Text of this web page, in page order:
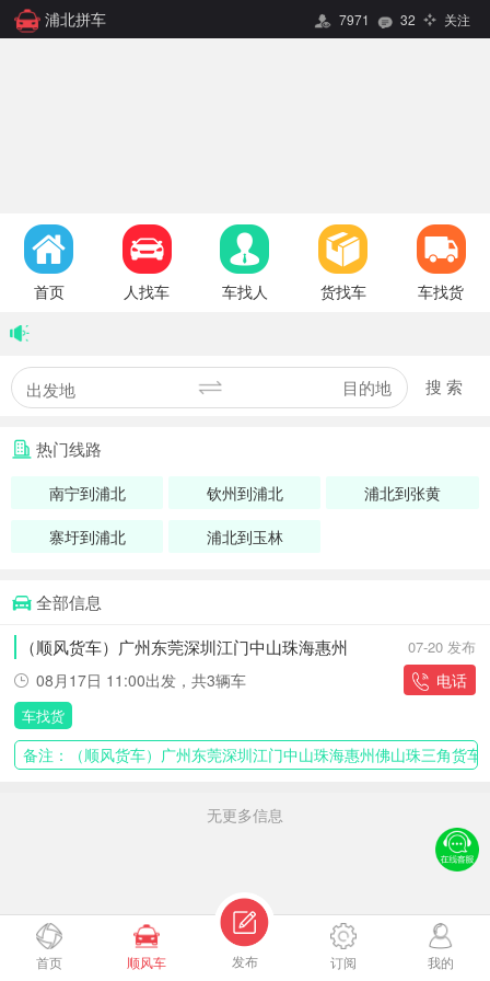
浦北拼车 7971 32 关注
首页 人找车 车找人 货找车 车找货
搜 索
热门线路
南宁到浦北 钦州到浦北
浦北到张黄
寨圩到浦北
浦北到玉林
全部信息
（顺风货车）广州东莞深圳江门中山珠海惠州
佛山
浦北，天天发车
07-20 发布
08月17日 11:00出发，共3辆车 电话
车找货
备注：（顺风货车）广州东莞深圳江门中山珠海惠州佛山珠三角货
无更多信息
首页 顺风车 发布 订阅 我的